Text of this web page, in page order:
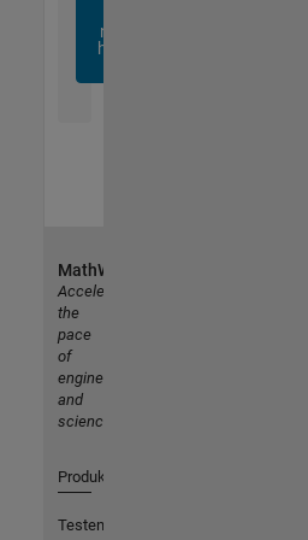
noch
heute
MathWorks
Accelerating
the
pace
of
engineering
and
science
Produkte
Testen oder Kaufen